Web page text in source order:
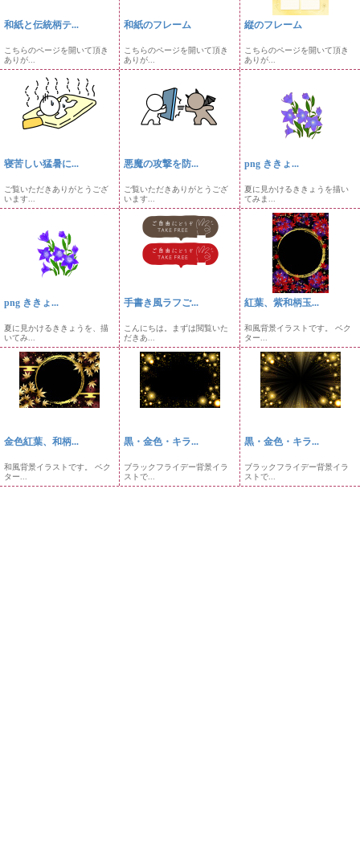
和紙と伝統柄テ...
こちらのページを開いて頂き
ありが...
和紙のフレーム
こちらのページを開いて頂き
ありが...
縦のフレーム
こちらのページを開いて頂き
ありが...
寝苦しい猛暑に...
ご覧いただきありがとうござ
います...
悪魔の攻撃を防...
ご覧いただきありがとうござ
います...
png ききょ...
夏に見かけるききょうを描い
てみま...
png ききょ...
夏に見かけるききょうを、描
いてみ...
手書き風ラフご...
こんにちは。まずは閲覧いた
だきあ...
紅葉、紫和柄玉...
和風背景イラストです。 ベク
ター...
金色紅葉、和柄...
和風背景イラストです。 ベク
ター...
黒・金色・キラ...
ブラックフライデー背景イラ
ストで...
黒・金色・キラ...
ブラックフライデー背景イラ
ストで...